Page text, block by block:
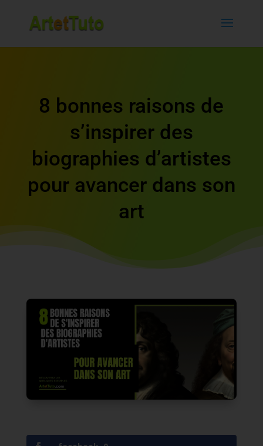
8 bonnes raisons de
s’inspirer des
biographies d’artistes
pour avancer dans son
art